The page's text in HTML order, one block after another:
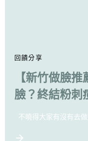
回饋分享
【新竹做臉
臉？終結粉刺
不曉得大家有沒有去